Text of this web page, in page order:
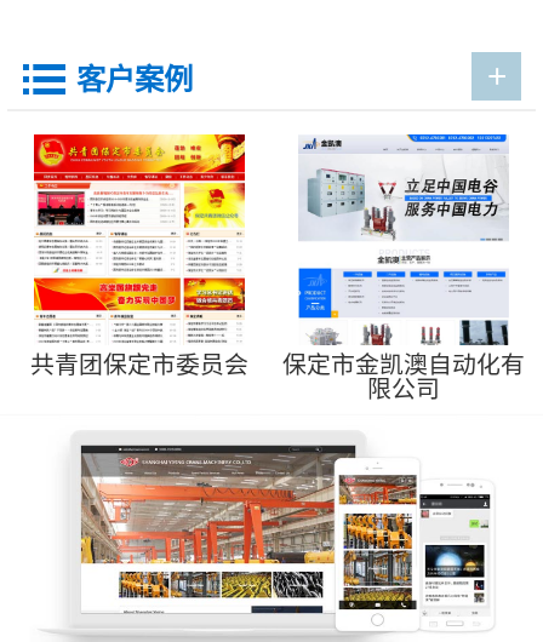
 客户案例 +
共青团保定市委员会
保定市金凯澳自动化有
限公司